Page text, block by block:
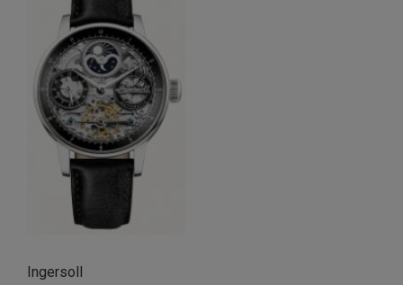
Ingersoll